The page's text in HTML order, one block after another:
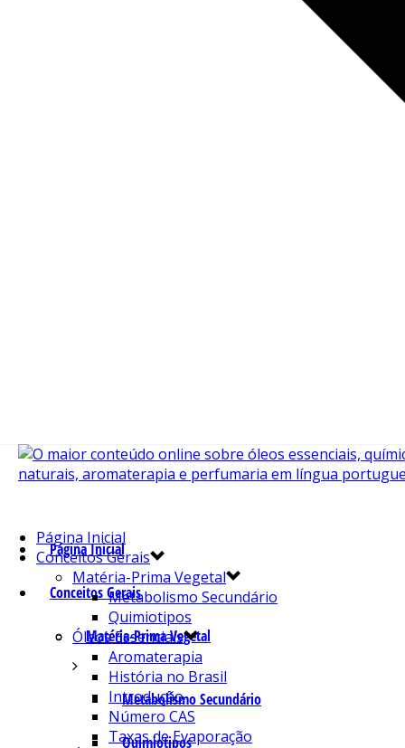
Página Inicial
Conceitos Gerais
Matéria-Prima Vegetal
Metabolismo Secundário
Quimiotipos
Página Inicial
Conceitos Gerais
Matéria-Prima Vegetal
Metabolismo Secundário
Quimiotipos
Óleos Essenciais
Aromaterapia
História no Brasil
Introdução
Número CAS
Taxas de Evaporação